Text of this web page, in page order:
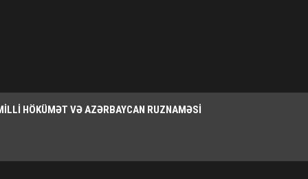
HÖKÜMƏT VƏ AZƏRBAYCAN RUZNAMƏSI